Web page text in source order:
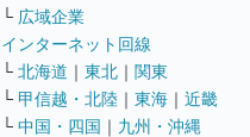
└ 広域企業
インターネット回線
└ 北海道 ｜ 東北 ｜ 関東
└ 甲信越・北陸 ｜ 東海 ｜ 近畿
└ 中国・四国 ｜ 九州・沖縄